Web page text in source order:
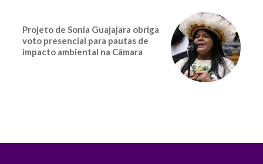
Projeto de Sonia Guajajara obriga
voto presencial para pautas de
impacto ambiental na Câmara